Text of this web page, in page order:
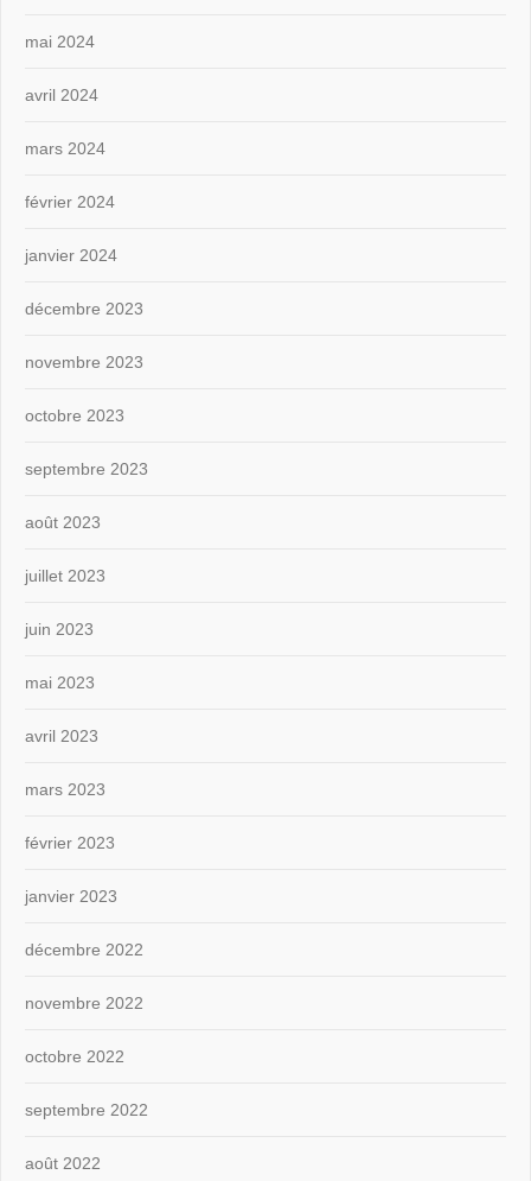
mai 2024
avril 2024
mars 2024
février 2024
janvier 2024
décembre 2023
novembre 2023
octobre 2023
septembre 2023
août 2023
juillet 2023
juin 2023
mai 2023
avril 2023
mars 2023
février 2023
janvier 2023
décembre 2022
novembre 2022
octobre 2022
septembre 2022
août 2022